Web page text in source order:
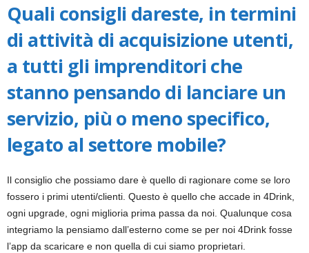
Quali consigli dareste, in termini
di attività di acquisizione utenti,
a tutti gli imprenditori che
stanno pensando di lanciare un
servizio, più o meno specifico,
legato al settore mobile?
Il consiglio che possiamo dare è quello di ragionare come se loro
fossero i primi utenti/clienti. Questo è quello che accade in 4Drink,
ogni upgrade, ogni miglioria prima passa da noi. Qualunque cosa
integriamo la pensiamo dall’esterno come se per noi 4Drink fosse
l’app da scaricare e non quella di cui siamo proprietari.